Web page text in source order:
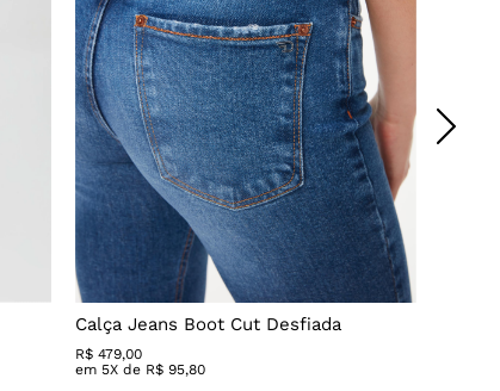
Calça Jeans Boot Cut Desfiada
R$ 479,00
em 5X de R$ 95,80